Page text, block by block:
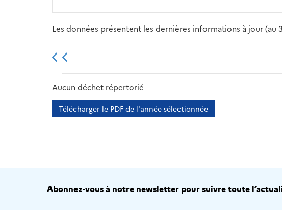
Les données présentent les dernières informations à jour (au
2013 2014
Aucun déchet répertorié
Télécharger le PDF de l'année sélectionnée
Abonnez-vous à notre newsletter pour suivre toute